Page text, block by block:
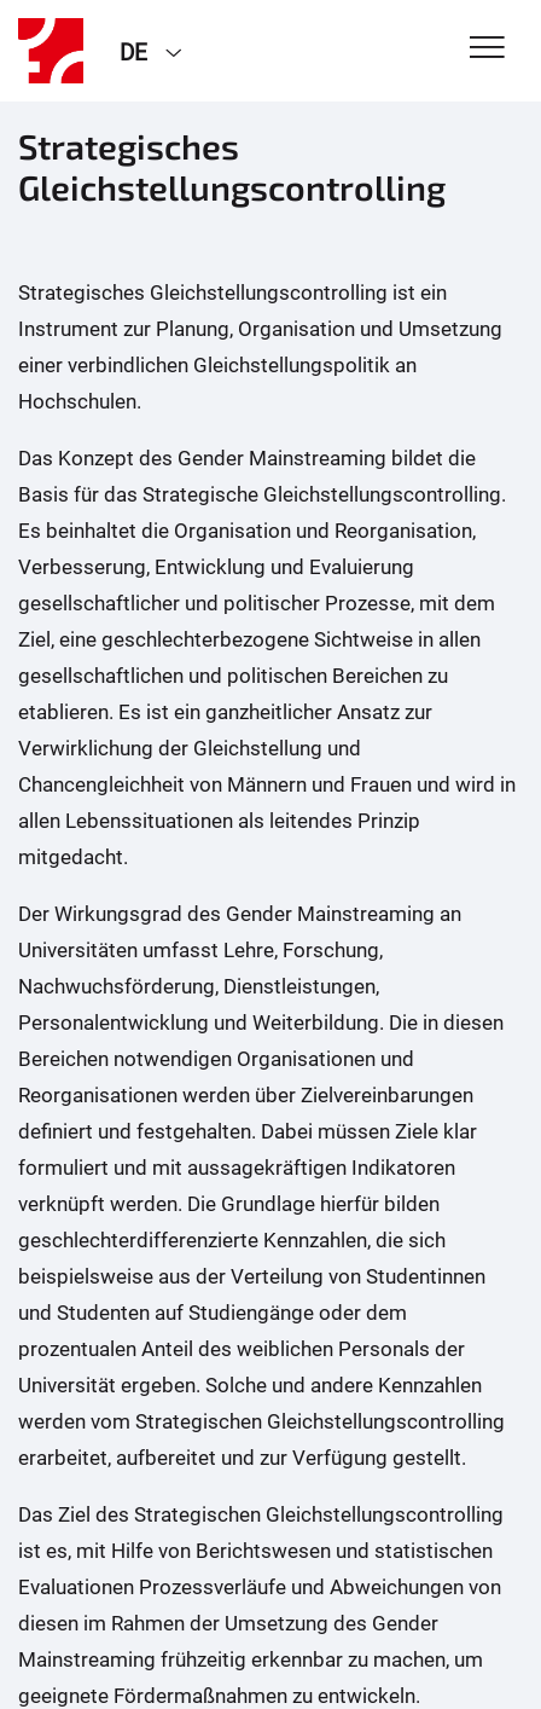
DE
Strategisches
Gleichstellungscontrolling
Strategisches Gleichstellungscontrolling ist ein
Instrument zur Planung, Organisation und Umsetzung
einer verbindlichen Gleichstellungspolitik an
Hochschulen.
Das Konzept des Gender Mainstreaming bildet die
Basis für das Strategische Gleichstellungscontrolling.
Es beinhaltet die Organisation und Reorganisation,
Verbesserung, Entwicklung und Evaluierung
gesellschaftlicher und politischer Prozesse, mit dem
Ziel, eine geschlechterbezogene Sichtweise in allen
gesellschaftlichen und politischen Bereichen zu
etablieren. Es ist ein ganzheitlicher Ansatz zur
Verwirklichung der Gleichstellung und
Chancengleichheit von Männern und Frauen und wird in
allen Lebenssituationen als leitendes Prinzip
mitgedacht.
Der Wirkungsgrad des Gender Mainstreaming an
Universitäten umfasst Lehre, Forschung,
Nachwuchsförderung, Dienstleistungen,
Personalentwicklung und Weiterbildung. Die in diesen
Bereichen notwendigen Organisationen und
Reorganisationen werden über Zielvereinbarungen
definiert und festgehalten. Dabei müssen Ziele klar
formuliert und mit aussagekräftigen Indikatoren
verknüpft werden. Die Grundlage hierfür bilden
geschlechterdifferenzierte Kennzahlen, die sich
beispielsweise aus der Verteilung von Studentinnen
und Studenten auf Studiengänge oder dem
prozentualen Anteil des weiblichen Personals der
Universität ergeben. Solche und andere Kennzahlen
werden vom Strategischen Gleichstellungscontrolling
erarbeitet, aufbereitet und zur Verfügung gestellt.
Das Ziel des Strategischen Gleichstellungscontrolling
ist es, mit Hilfe von Berichtswesen und statistischen
Evaluationen Prozessverläufe und Abweichungen von
diesen im Rahmen der Umsetzung des Gender
Mainstreaming frühzeitig erkennbar zu machen, um
geeignete Fördermaßnahmen zu entwickeln.